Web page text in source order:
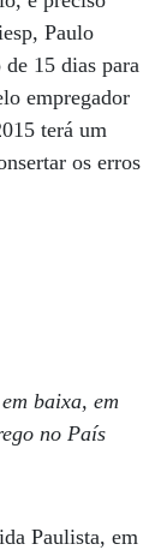
Paulo
15 dias para
empregador
terá um
os erros
baixa, em
no País
Paulista, em